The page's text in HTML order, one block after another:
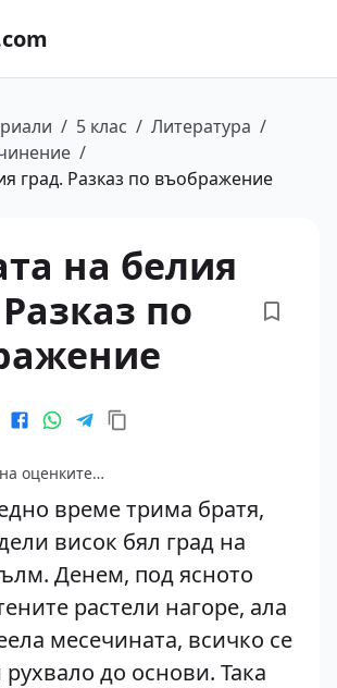
/ 5 клас / Литература /
/
град. Разказ по въображение
на белия
по
оценките…
време трима братя,
висок бял град на
Денем, под ясното
растели нагоре, ала
месечината, всичко се
до основи. Така